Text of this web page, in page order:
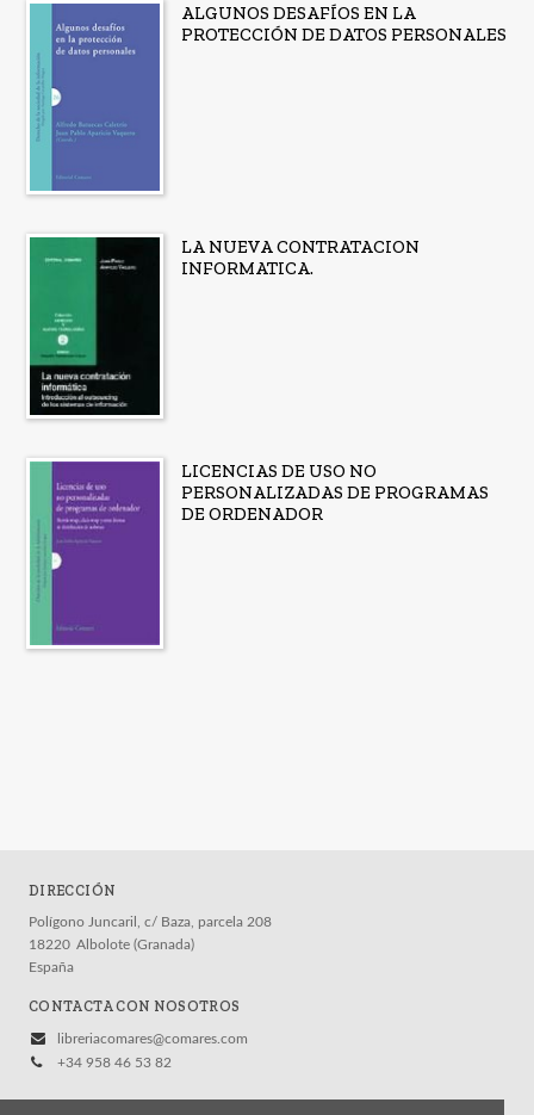
ALGUNOS DESAFÍOS EN LA
PROTECCIÓN DE DATOS PERSONALES
LA NUEVA CONTRATACION
INFORMATICA.
LICENCIAS DE USO NO
PERSONALIZADAS DE PROGRAMAS
DE ORDENADOR
DIRECCIÓN
Polígono Juncaril, c/ Baza, parcela 208
18220 Albolote (Granada)
España
CONTACTA CON NOSOTROS
libreriacomares@comares.com
+34 958 46 53 82